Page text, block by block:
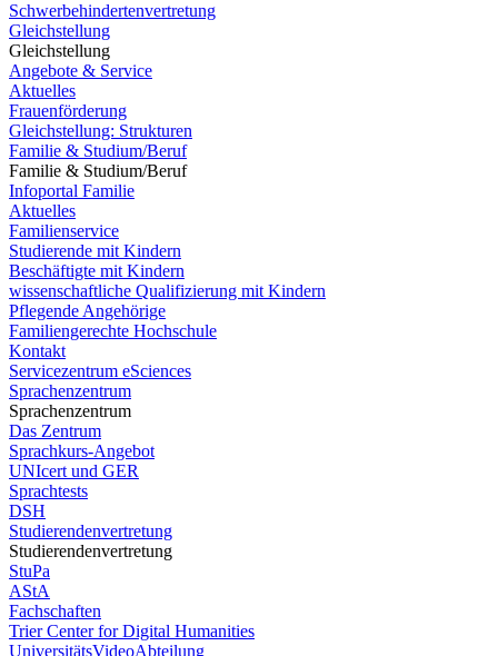
Schwerbehindertenvertretung
Gleichstellung
Gleichstellung
Angebote & Service
Aktuelles
Frauenförderung
Gleichstellung: Strukturen
Familie & Studium/Beruf
Familie & Studium/Beruf
Infoportal Familie
Aktuelles
Familienservice
Studierende mit Kindern
Beschäftigte mit Kindern
wissenschaftliche Qualifizierung mit Kindern
Pflegende Angehörige
Familiengerechte Hochschule
Kontakt
Servicezentrum eSciences
Sprachenzentrum
Sprachenzentrum
Das Zentrum
Sprachkurs-Angebot
UNIcert und GER
Sprachtests
DSH
Studierendenvertretung
Studierendenvertretung
StuPa
AStA
Fachschaften
Trier Center for Digital Humanities
UniversitätsVideoAbteilung